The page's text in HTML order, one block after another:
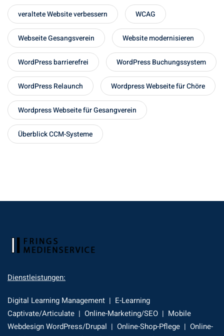
veraltete Website verbessern WCAG
Webseite Gesangsverein Website modernisieren
WordPress barrierefrei WordPress Buchungssystem
WordPress Relaunch Wordpress Webseite für Chöre
Wordpress Webseite für Gesangverein
Überblick CCM-Systeme
Dienstleistungen:
Digital Learning Management | E-Learning
Captivate/Articulate | Online-Marketing/SEO | Mobile
Webdesign WordPress/Drupal | Online-Shop-Pflege | Online-